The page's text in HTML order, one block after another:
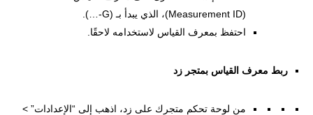
(Measurement ID)، الذي يبدأ بـ (G-…).
احتفظ بمعرف القياس لاستخدامه لاحقًا.
ربط معرف القياس بمتجر زد
من لوحة تحكم متجرك على زد، اذهب إلى “الإعدادات” >